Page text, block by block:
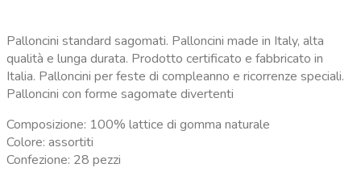
Palloncini standard sagomati. Palloncini made in Italy, alta
qualità e lunga durata. Prodotto certificato e fabbricato in
Italia. Palloncini per feste di compleanno e ricorrenze speciali.
Palloncini con forme sagomate divertenti
Composizione: 100% lattice di gomma naturale
Colore: assortiti
Confezione: 28 pezzi